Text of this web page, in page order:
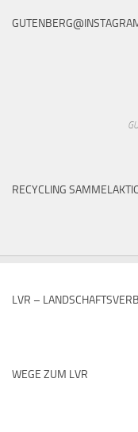
RECYCLING
LVR –
WEGE ZUM LVR